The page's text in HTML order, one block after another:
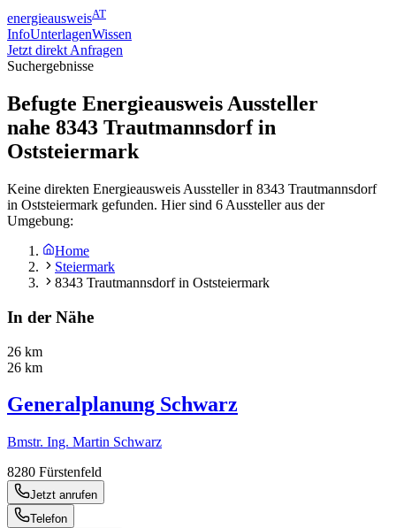
energieausweisAT
InfoUnterlagenWissen
Jetzt direkt Anfragen
Suchergebnisse
Befugte Energieausweis Aussteller
nahe 8343 Trautmannsdorf in
Oststeiermark
Keine direkten Energieausweis Aussteller in 8343 Trautmannsdorf
in Oststeiermark gefunden. Hier sind 6 Aussteller aus der
Umgebung:
Home
Steiermark
8343 Trautmannsdorf in Oststeiermark
In der Nähe
26 km
26 km
Generalplanung Schwarz
Bmstr. Ing. Martin Schwarz
8280 Fürstenfeld
Jetzt anrufen
Telefon